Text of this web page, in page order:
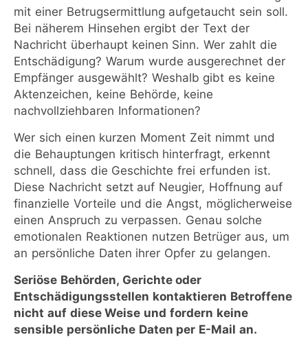
mit einer Betrugsermittlung aufgetaucht sein soll.
Bei näherem Hinsehen ergibt der Text der
Nachricht überhaupt keinen Sinn. Wer zahlt die
Entschädigung? Warum wurde ausgerechnet der
Empfänger ausgewählt? Weshalb gibt es keine
Aktenzeichen, keine Behörde, keine
nachvollziehbaren Informationen?
Wer sich einen kurzen Moment Zeit nimmt und
die Behauptungen kritisch hinterfragt, erkennt
schnell, dass die Geschichte frei erfunden ist.
Diese Nachricht setzt auf Neugier, Hoffnung auf
finanzielle Vorteile und die Angst, möglicherweise
einen Anspruch zu verpassen. Genau solche
emotionalen Reaktionen nutzen Betrüger aus, um
an persönliche Daten ihrer Opfer zu gelangen.
Seriöse Behörden, Gerichte oder
Entschädigungsstellen kontaktieren Betroffene
nicht auf diese Weise und fordern keine
sensible persönliche Daten per E-Mail an.